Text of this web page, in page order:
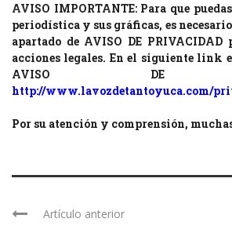
AVISO IMPORTANTE: Para que
periodística y sus gráficas, es
apartado de AVISO DE
acciones legales. En el siguiente link
AVISO DE
http://www.lavozdetantoyuca.com/
Por su atención y comprensión,
Artículo anterior